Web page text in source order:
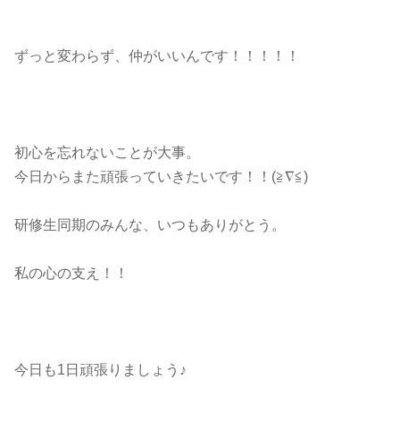
ずっと変わらず、仲がいいんです！！！！！
初心を忘れないことが大事。
今日からまた頑張っていきたいです！！(≧∇≦)
研修生同期のみんな、いつもありがとう。
私の心の支え！！
今日も1日頑張りましょう♪